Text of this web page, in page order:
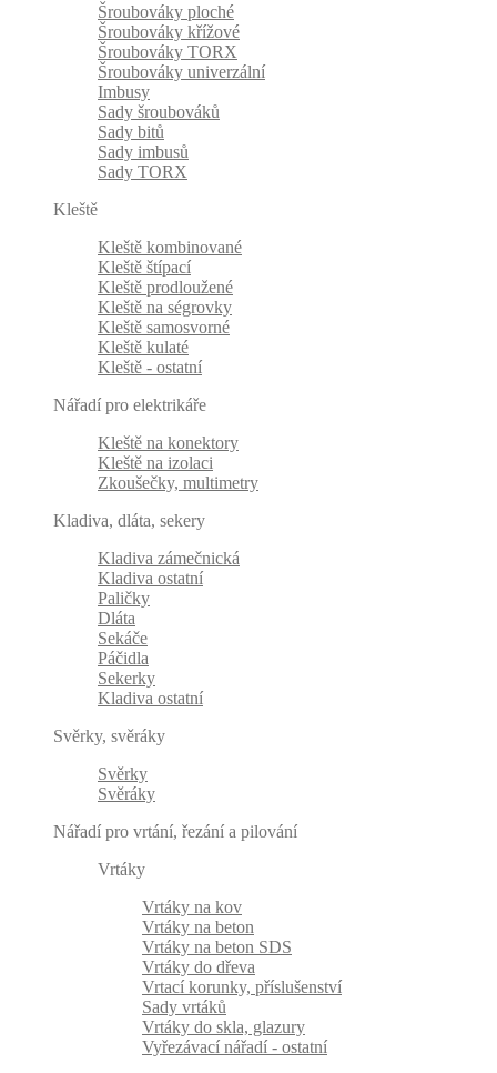
Šroubováky ploché
Šroubováky křížové
Šroubováky TORX
Šroubováky univerzální
Imbusy
Sady šroubováků
Sady bitů
Sady imbusů
Sady TORX
Kleště
Kleště kombinované
Kleště štípací
Kleště prodloužené
Kleště na ségrovky
Kleště samosvorné
Kleště kulaté
Kleště - ostatní
Nářadí pro elektrikáře
Kleště na konektory
Kleště na izolaci
Zkoušečky, multimetry
Kladiva, dláta, sekery
Kladiva zámečnická
Kladiva ostatní
Paličky
Dláta
Sekáče
Páčidla
Sekerky
Kladiva ostatní
Svěrky, svěráky
Svěrky
Svěráky
Nářadí pro vrtání, řezání a pilování
Vrtáky
Vrtáky na kov
Vrtáky na beton
Vrtáky na beton SDS
Vrtáky do dřeva
Vrtací korunky, příslušenství
Sady vrtáků
Vrtáky do skla, glazury
Vyřezávací nářadí - ostatní